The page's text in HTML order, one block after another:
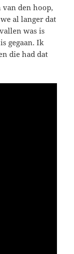
van den hoop,
al langer dat
was is
gegaan. Ik
die had dat